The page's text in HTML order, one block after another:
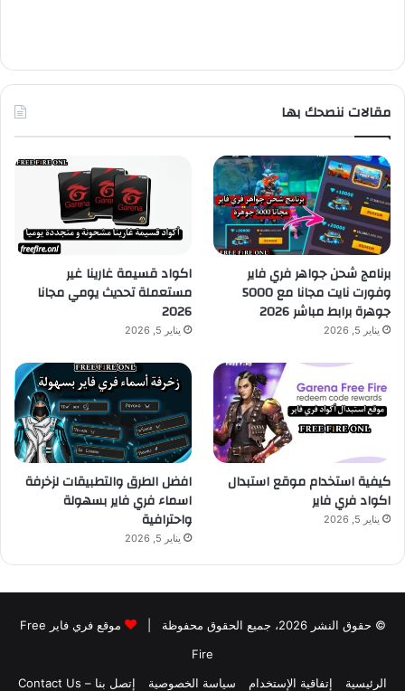
مقالات ننصحك بها
برنامج شحن جواهر فري فاير
وفورت نايت مجانا مع 5000
جوهرة برابط مباشر 2026
يناير 5, 2026
اكواد قسيمة غارينا غير
مستعملة تحديث يومي مجانا
2026
يناير 5, 2026
كيفية استخدام موقع استبدال
اكواد فري فاير
يناير 5, 2026
افضل الطرق والتطبيقات لزخرفة
اسماء فري فاير بسهولة
واحترافية
يناير 5, 2026
© حقوق النشر 2026، جميع الحقوق محفوظة |
موقع فري فاير Free
Fire
الرئيسية
إتفاقية الإستخدام سياسة الخصوصية إتصل بنا – Contact Us